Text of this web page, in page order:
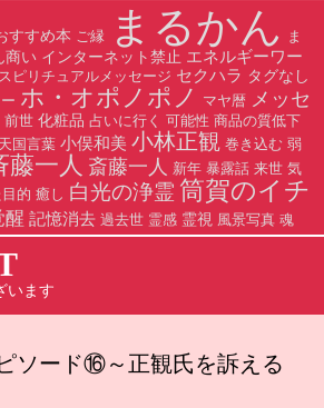
すすめ本 ご縁 まるかん
ま
商い インターネット禁止 エネルギーワー
スピリチュアルメッセージ セクハラ タグなし
ホ・オポノポノ マヤ暦 メッセ
前世 化粧品 占いに行く 可能性 商品の質低下
天国言葉 小俣和美 小林正観 巻き込む 弱
藤一人 斎藤一人 新年 暴露話 来世 気
的 癒し 白光の浄霊 筒賀のイチ
醒 記憶消去 過去世 霊感 霊視 風景写真 魂
います
ソード⑯～正観氏を訴える